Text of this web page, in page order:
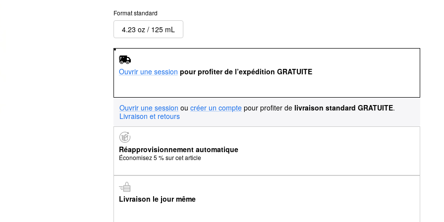
Format standard
4.23 oz / 125 mL
Ouvrir une session pour profiter de l’expédition GRATUITE
Ouvrir une session ou créer un compte pour profiter de livraison standard GRATUITE.
Livraison et retours
Réapprovisionnement automatique
Économisez 5 % sur cet article
Livraison le jour même